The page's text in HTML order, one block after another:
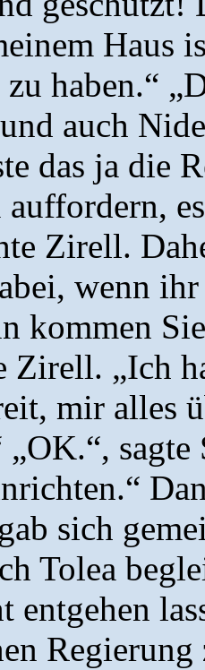
Haus
haben.“
auch
das ja die
Zirell.
wenn
kommen
Zirell. „Ich
mir alles
„OK.“,
sich
Tolea
entgehen
Regierung